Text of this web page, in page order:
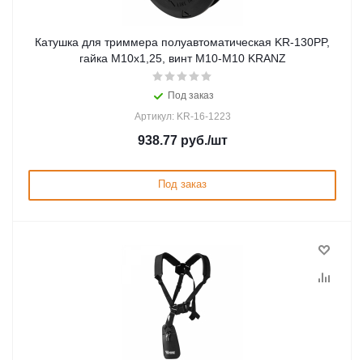
Катушка для триммера полуавтоматическая KR-130PP,
гайка M10x1,25, винт M10-M10 KRANZ
Под заказ
Артикул: KR-16-1223
938.77руб./шт
Под заказ